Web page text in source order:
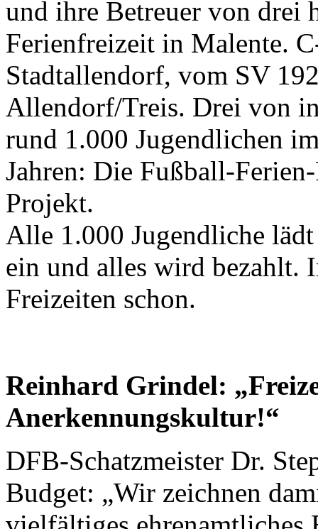
und ihre Betreuer von drei
Ferienfreizeit in Malente.
Stadtallendorf, vom SV
Allendorf/Treis. Drei von
rund 1.000 Jugendlichen
Jahren: Die Fußball-
Projekt.
Alle 1.000 Jugendliche
ein und alles wird bezahlt.
Freizeiten schon.
Reinhard Grindel:
Anerkennungskultur!“
DFB-Schatzmeister Dr.
Budget: „Wir zeichnen